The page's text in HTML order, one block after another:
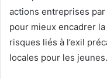
actions entreprises par
pour mieux encadrer
risques liés à l’exil
locales pour les jeunes.